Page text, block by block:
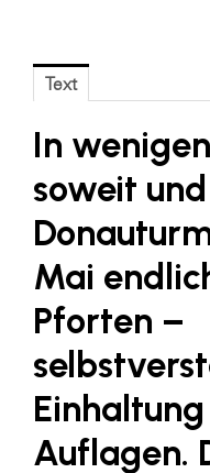
Bundesverband
Cineplexx
Colmobil Austria
Controller Institut
Designer
DOMOFERM
Essity
EY
FG UBIT
foodaffairs
Text
In
soweit
Mai
Pforten –
Auflagen.